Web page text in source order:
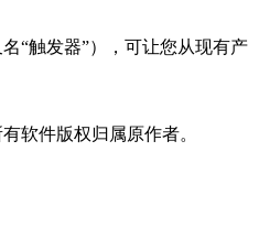
“触发器”），可让您从现有产
软件版权归属原作者。